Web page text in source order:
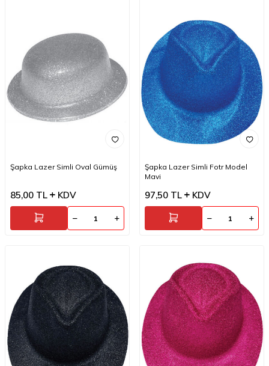
Şapka Lazer Simli Oval Gümüş
85,00 TL KDV
Şapka Lazer Simli Fotr Model
Mavi
97,50 TL KDV